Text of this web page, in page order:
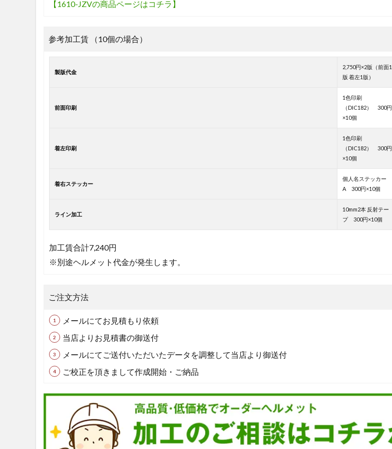
【1610-JZVの商品ページはコチラ】
参考加工賃 （10個の場合）
製版代金
2,750円×2版（前面1
版 着左1版）
前面印刷
1色印刷
（DIC182） 300円
×10個
着左印刷
1色印刷
（DIC182） 300円
×10個
着右ステッカー
個人名ステッカー
A 300円×10個
ライン加工
10mm2本 反射テー
プ 300円×10個
加工賃合計7,240円
※別途ヘルメット代金が発生します。
ご注文方法
メールにてお見積もり依頼
当店よりお見積書の御送付
メールにてご送付いただいたデータを調整して当店より御送付
ご校正を頂きまして作成開始・ご納品